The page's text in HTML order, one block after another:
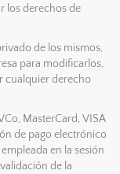
los derechos de
de los mismos,
para modificarlos,
cualquier derecho
MasterCard, VISA
de pago electrónico
en la sesión
de la